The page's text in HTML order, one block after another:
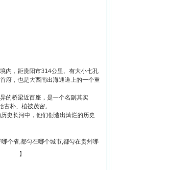
内，距贵阳市314公里。有大小七孔
府，也是大西南出海通道上的一个重
的桥梁近百座，是一个名副其实
朴、植被茂密。
史长河中，他们创造出灿烂的历史
个省,都匀在哪个城市,都匀在贵州哪
】